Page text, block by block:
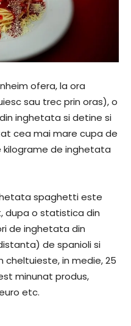
ofera, la ora
sau trec prin oras), o
inghetata si detine si
cea mai mare cupa de
kilograme de inghetata
spaghetti este
dupa o statistica din
de inghetata din
de spanioli si
cheltuieste, in medie, 25
minunat produs,
etc.